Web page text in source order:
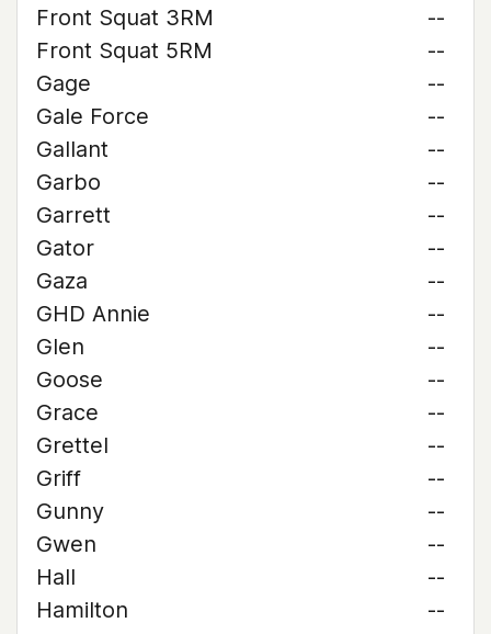
Front Squat 3RM
--
Front Squat 5RM
--
Gage
--
Gale Force
--
Gallant
--
Garbo
--
Garrett
--
Gator
--
Gaza
--
GHD Annie
--
Glen
--
Goose
--
Grace
--
Grettel
--
Griff
--
Gunny
--
Gwen
--
Hall
--
Hamilton
--